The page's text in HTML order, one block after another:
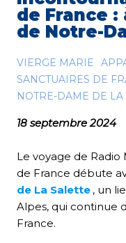
de France
de Notre-
VIERGE MARIE
SANCTUAIRES DE
NOTRE-DAME DE LA
18 septembre 2024
Le voyage de Radio
de France débute
de La Salette , un
Alpes, qui continue
France.